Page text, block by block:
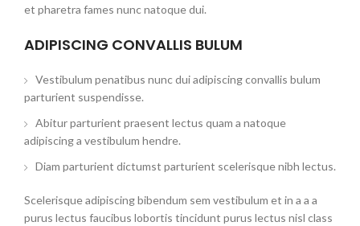
et pharetra fames nunc natoque dui.
ADIPISCING CONVALLIS BULUM
Vestibulum penatibus nunc dui adipiscing convallis bulum
parturient suspendisse.
Abitur parturient praesent lectus quam a natoque
adipiscing a vestibulum hendre.
Diam parturient dictumst parturient scelerisque nibh lectus.
Scelerisque adipiscing bibendum sem vestibulum et in a a a
purus lectus faucibus lobortis tincidunt purus lectus nisl class